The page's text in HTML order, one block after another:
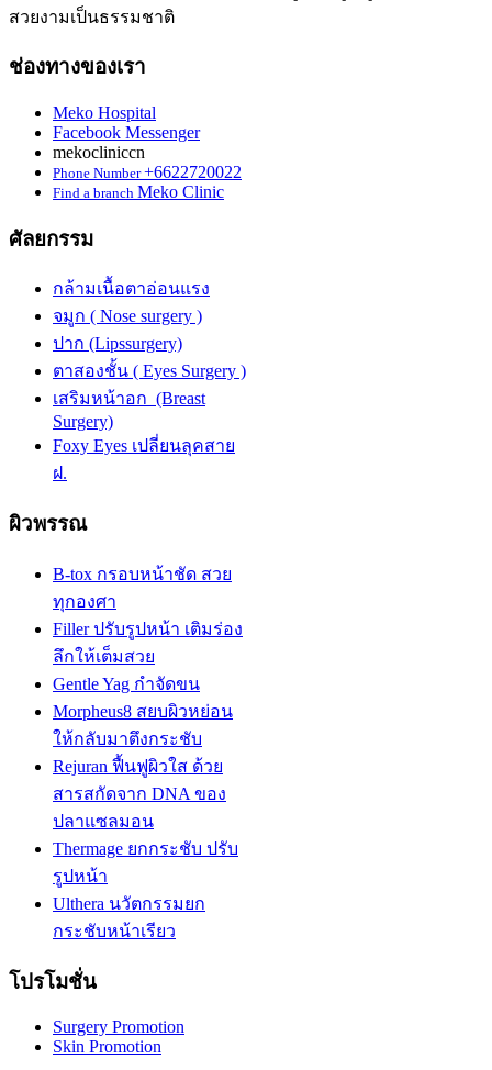
สวยงามเป็นธรรมชาติ
ช่องทางของเรา
Meko Hospital
Facebook Messenger
mekocliniccn
Phone Number+6622720022
Find a branch Meko Clinic
ศัลยกรรม
กล้ามเนื้อตาอ่อนแรง
จมูก ( Nose surgery )
ปาก (Lipssurgery)
ตาสองชั้น ( Eyes Surgery )
เสริมหน้าอก (Breast
Surgery)
Foxy Eyes เปลี่ยนลุคสาย
ฝ.
ผิวพรรณ
B-tox กรอบหน้าชัด สวย
ทุกองศา
Filler ปรับรูปหน้า เติมร่อง
ลึกให้เต็มสวย
Gentle Yag กำจัดขน
Morpheus8 สยบผิวหย่อน
ให้กลับมาตึงกระชับ
Rejuran ฟื้นฟูผิวใส ด้วย
สารสกัดจาก DNA ของ
ปลาแซลมอน
Thermage ยกกระชับ ปรับ
รูปหน้า
Ulthera นวัตกรรมยก
กระชับหน้าเรียว
โปรโมชั่น
Surgery Promotion
Skin Promotion